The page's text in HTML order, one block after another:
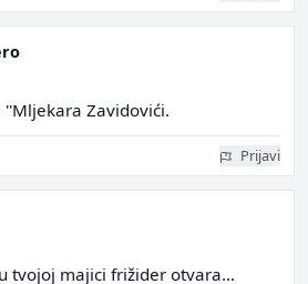
Zavidovići.
Prijavi
tvojoj majici frižider otvara...